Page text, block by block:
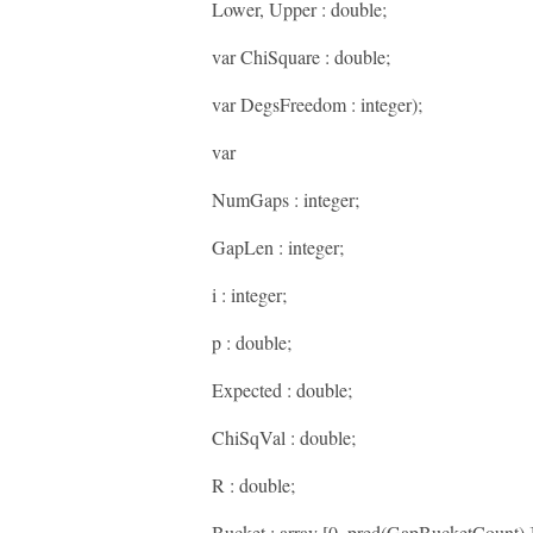
Lower, Upper : double;
var ChiSquare : double;
var DegsFreedom : integer);
var
NumGaps : integer;
GapLen : integer;
i : integer;
p : double;
Expected : double;
ChiSqVal : double;
R : double;